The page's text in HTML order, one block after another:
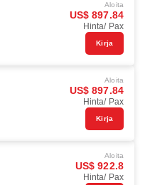
Aloita
US$ 897.84
Hinta/ Pax
Kirja
Aloita
US$ 897.84
Hinta/ Pax
Kirja
Aloita
US$ 922.8
Hinta/ Pax